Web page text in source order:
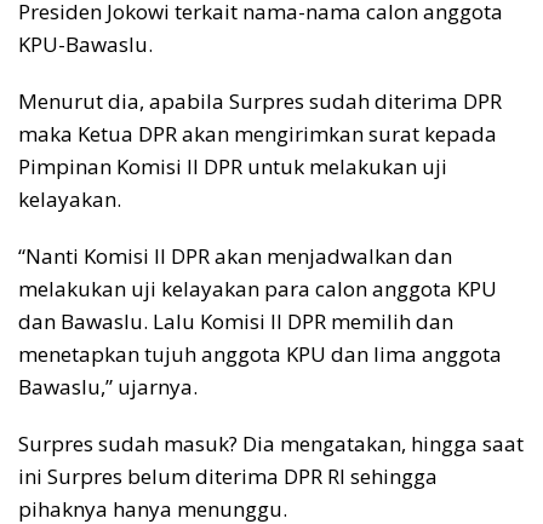
Presiden Jokowi terkait nama-nama calon anggota
KPU-Bawaslu.
Menurut dia, apabila Surpres sudah diterima DPR
maka Ketua DPR akan mengirimkan surat kepada
Pimpinan Komisi II DPR untuk melakukan uji
kelayakan.
“Nanti Komisi II DPR akan menjadwalkan dan
melakukan uji kelayakan para calon anggota KPU
dan Bawaslu. Lalu Komisi II DPR memilih dan
menetapkan tujuh anggota KPU dan lima anggota
Bawaslu,” ujarnya.
Surpres sudah masuk? Dia mengatakan, hingga saat
ini Surpres belum diterima DPR RI sehingga
pihaknya hanya menunggu.